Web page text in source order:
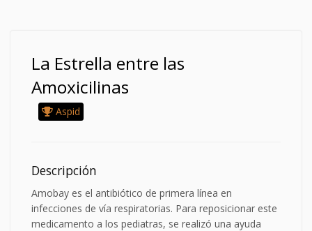
La Estrella entre las
Amoxicilinas
Aspid
Descripción
Amobay es el antibiótico de primera línea en
infecciones de vía respiratorias. Para reposicionar este
medicamento a los pediatras, se realizó una ayuda